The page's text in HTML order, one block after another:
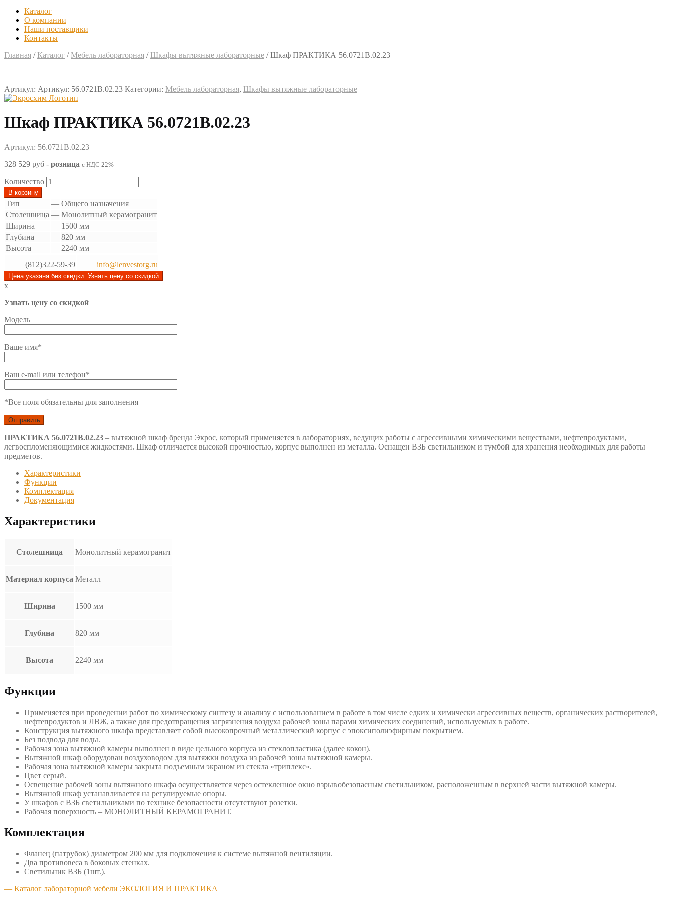
Каталог
О компании
Наши поставщики
Контакты
Главная / Каталог / Мебель лабораторная / Шкафы вытяжные лабораторные /Шкаф ПРАКТИКА 56.0721В.02.23
Артикул: Артикул: 56.0721В.02.23 Категории: Мебель лабораторная, Шкафы вытяжные лабораторные
Шкаф ПРАКТИКА 56.0721В.02.23
Артикул: 56.0721В.02.23
328 529 руб - розница с НДС 22%
Количество
В корзину
Тип — Общего назначения
Столешница — Монолитный керамогранит
Ширина
— 1500 мм
Глубина
— 820 мм
Высота
— 2240 мм
(812)322-59-39
info@lenvestorg.ru
Цена указана без скидки. Узнать цену со скидкой
x
Узнать цену со скидкой
Модель
Ваше имя*
Ваш e-mail или телефон*
*Все поля обязательны для заполнения
ПРАКТИКА 56.0721В.02.23 – вытяжной шкаф бренда Экрос, который применяется в лабораториях, ведущих работы с агрессивными химическими веществами, нефтепродуктами,
легвоспломеняющимися жидкостями. Шкаф отличается высокой прочностью, корпус выполнен из металла. Оснащен ВЗБ светильником и тумбой для хранения необходимых для работы
предметов.
Характеристики
Функции
Комплектация
Документация
Характеристики
Столешница Монолитный керамогранит
Материал корпуса Металл
Ширина 1500 мм
Глубина 820 мм
Высота 2240 мм
Функции
Применяется при проведении работ по химическому синтезу и анализу с использованием в работе в том числе едких и химически агрессивных веществ, органических растворителей,
нефтепродуктов и ЛВЖ, а также для предотвращения загрязнения воздуха рабочей зоны парами химических соединений, используемых в работе.
Конструкция вытяжного шкафа представляет собой высокопрочный металлический корпус с эпоксиполиэфирным покрытием.
Без подвода для воды.
Рабочая зона вытяжной камеры выполнен в виде цельного корпуса из стеклопластика (далее кокон).
Вытяжной шкаф оборудован воздуховодом для вытяжки воздуха из рабочей зоны вытяжной камеры.
Рабочая зона вытяжной камеры закрыта подъемным экраном из стекла «триплекс».
Цвет серый.
Освещение рабочей зоны вытяжного шкафа осуществляется через остекленное окно взрывобезопасным светильником, расположенным в верхней части вытяжной камеры.
Вытяжной шкаф устанавливается на регулируемые опоры.
У шкафов с ВЗБ светильниками по технике безопасности отсутствуют розетки.
Рабочая поверхность – МОНОЛИТНЫЙ КЕРАМОГРАНИТ.
Комплектация
Фланец (патрубок) диаметром 200 мм для подключения к системе вытяжной вентиляции.
Два противовеса в боковых стенках.
Светильник ВЗБ (1шт.).
— Каталог лабораторной мебели ЭКОЛОГИЯ И ПРАКТИКА